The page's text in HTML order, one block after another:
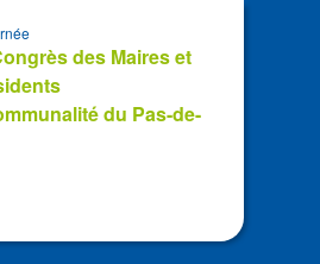
des Maires et
du Pas-de-